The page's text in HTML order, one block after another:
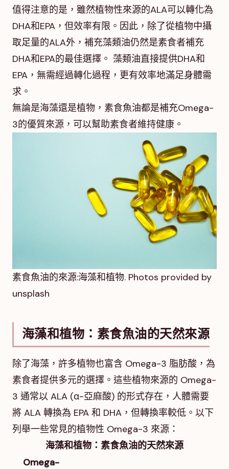
值得注意的是，雖然植物性來源的ALA可以轉化為
DHA和EPA，但效率有限。因此，除了從植物中攝
取足量的ALA外，補充藻類油仍然是素食者補充
DHA和EPA的最佳選擇。 藻類油直接提供DHA和
EPA，無需經過轉化過程，更有效率地滿足身體需
求。
無論是海藻還是植物，素食魚油都是補充Omega-
3的優質來源，可以幫助素食者維持健康。
素食魚油的來源:海藻和植物. Photos provided by
unsplash
海藻和植物：素食魚油的天然來源
除了海藻，許多植物也富含 Omega-3 脂肪酸，為
素食者提供多元的選擇。這些植物來源的 Omega-
3 通常以 ALA (α-亞麻酸) 的形式存在，人體需要
將 ALA 轉換為 EPA 和 DHA，但轉換率較低。以下
列舉一些常見的植物性 Omega-3 來源：
海藻和植物：素食魚油的天然來源
Omega-